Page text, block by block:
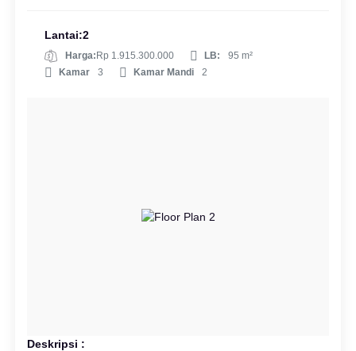
Lantai:2
Harga: Rp 1.915.300.000 LB:
95 m²
Kamar
3 Kamar Mandi 2
Deskripsi :